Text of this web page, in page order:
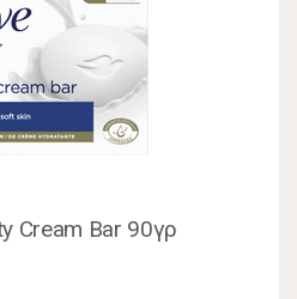
Cream Bar 90γρ